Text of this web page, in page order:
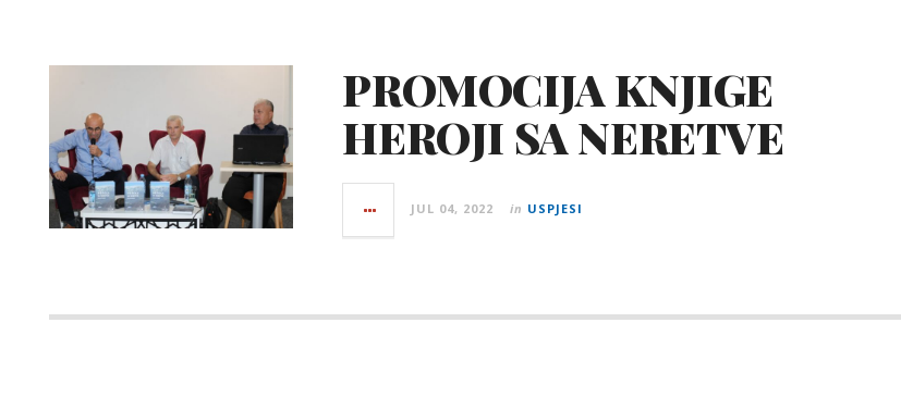
PROMOCIJA KNJIGE
HEROJI SA NERETVE
JUL 04, 2022 in USPJESI